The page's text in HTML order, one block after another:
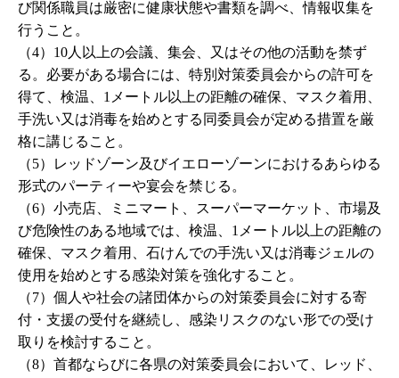
び関係職員は厳密に健康状態や書類を調べ、情報収集を
行うこと。
（4） 10人以上の会議、集会、又はその他の活動を禁ず
る。必要がある場合には、特別対策委員会からの許可を
得て、検温、1メートル以上の距離の確保、マスク着用、
手洗い又は消毒を始めとする同委員会が定める措置を厳
格に講じること。
（5）レッドゾーン及びイエローゾーンにおけるあらゆる
形式のパーティーや宴会を禁じる。
（6）小売店、ミニマート、スーパーマーケット、市場及
び危険性のある地域では、検温、1メートル以上の距離の
確保、マスク着用、石けんでの手洗い又は消毒ジェルの
使用を始めとする感染対策を強化すること。
（7）個人や社会の諸団体からの対策委員会に対する寄
付・支援の受付を継続し、感染リスクのない形での受け
取りを検討すること。
（8）首都ならびに各県の対策委員会において、レッド、